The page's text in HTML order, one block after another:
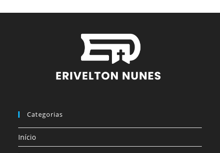
Categorias
Início